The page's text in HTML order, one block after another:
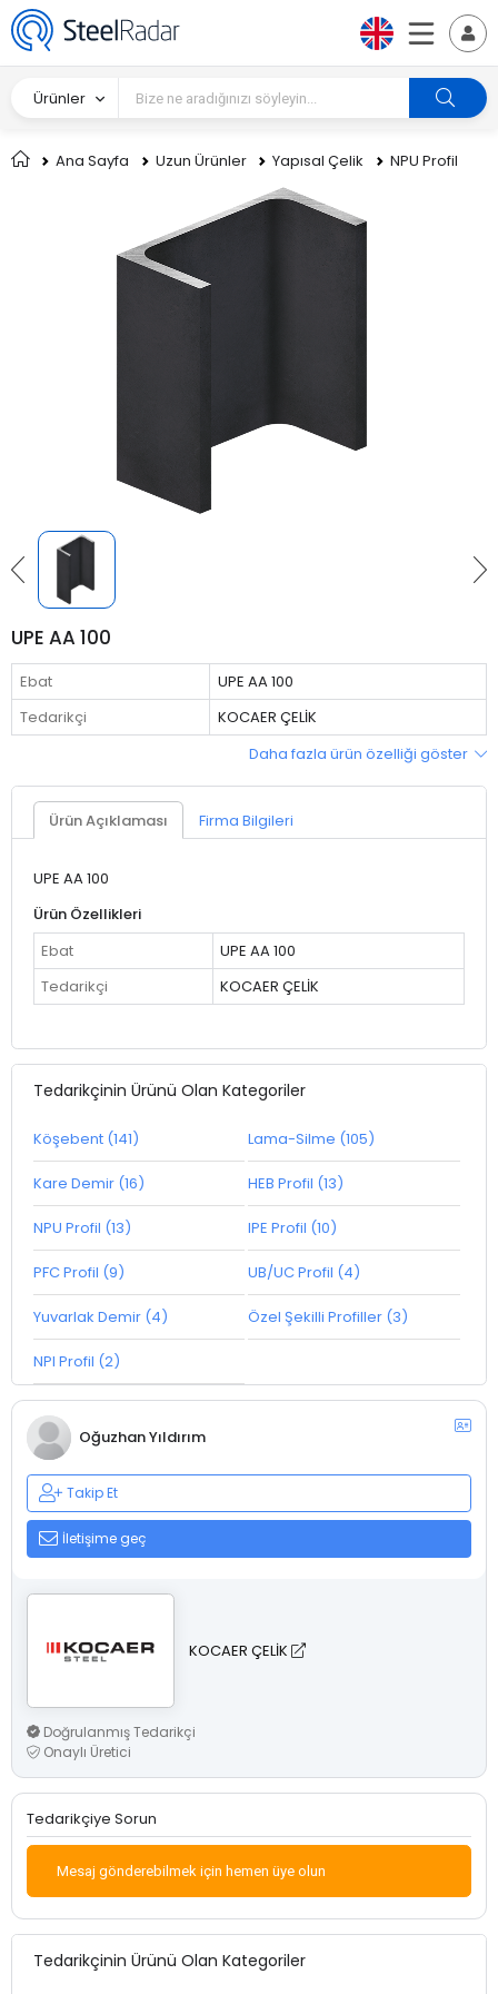
Ürünler
Ana Sayfa Uzun Ürünler Yapısal Çelik NPU Profil
UPE AA 100
Ebat
UPE AA 100
Tedarikçi
KOCAER ÇELİK
Daha fazla ürün özelliği göster
Ürün Açıklaması Firma Bilgileri
UPE AA 100
Ürün Özellikleri
Ebat
UPE AA 100
Tedarikçi
KOCAER ÇELİK
Tedarikçinin Ürünü Olan Kategoriler
Köşebent (141) Lama-Silme (105)
Kare Demir (16) HEB Profil (13)
NPU Profil (13) IPE Profil (10)
PFC Profil (9) UB/UC Profil (4)
Yuvarlak Demir (4) Özel Şekilli Profiller (3)
NPI Profil (2)
Oğuzhan Yıldırım
Takip Et
İletişime geç
KOCAER ÇELİK
Doğrulanmış Tedarikçi
Onaylı Üretici
Tedarikçiye Sorun
Mesaj gönderebilmek için hemen üye olun
Tedarikçinin Ürünü Olan Kategoriler